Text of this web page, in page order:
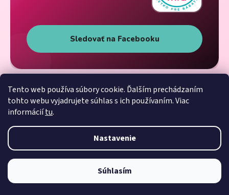
Tento web používa súbory cookie. Ďalším prechádzaním
tohto webu vyjadrujete súhlas s ich používaním. Viac
informáciítu.
Nastavenie
Súhlasím
Sledovať na Facebooku
Vytvoril Shoptet
Copyright 2026Babymia. Všetky práva vyhradené.